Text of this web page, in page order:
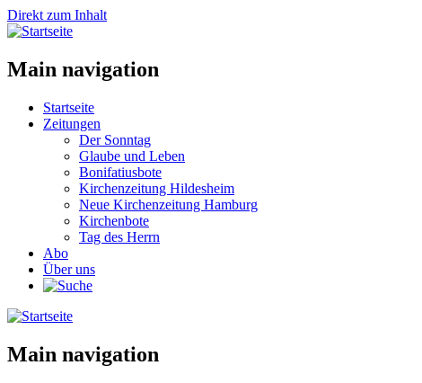
Direkt zum Inhalt
Main navigation
Startseite
Zeitungen
Der Sonntag
Glaube und Leben
Bonifatiusbote
Kirchenzeitung Hildesheim
Neue Kirchenzeitung Hamburg
Kirchenbote
Tag des Herrn
Abo
Über uns
Main navigation